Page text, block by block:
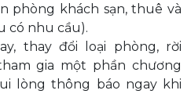
phòng khách sạn, thuê và
có nhu cầu).
thay đổi loại phòng, rời
gia một phần chương
lòng thông báo ngay khi